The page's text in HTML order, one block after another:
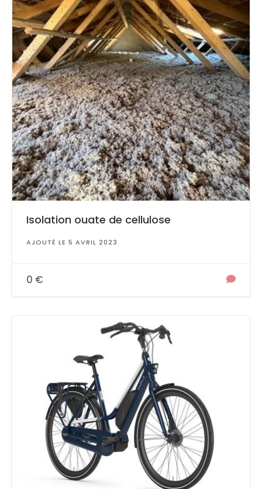
Isolation ouate de cellulose
AJOUTÉ LE 5 AVRIL 2023
0 €